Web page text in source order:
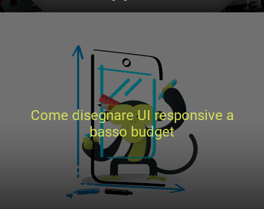
Come disegnare UI responsive a
basso budget